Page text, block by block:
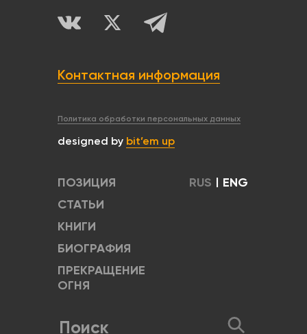
Контактная информация
Политика обработки персональных данных
designed by bit’em up
ПОЗИЦИЯ
СТАТЬИ
КНИГИ
БИОГРАФИЯ
ПРЕКРАЩЕНИЕ
ОГНЯ
RUS | ENG